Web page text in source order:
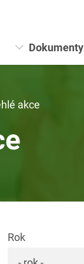
Dokumenty
akce
Rok